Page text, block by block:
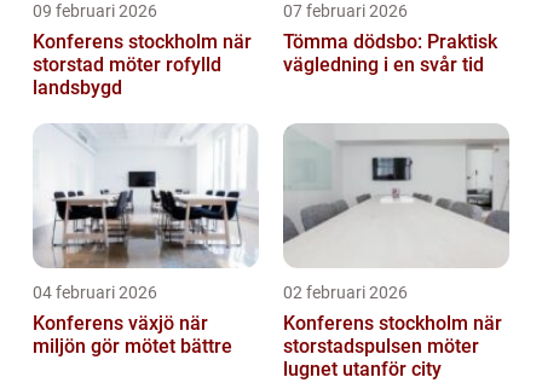
09 februari 2026
Konferens stockholm när
storstad möter rofylld
landsbygd
07 februari 2026
Tömma dödsbo: Praktisk
vägledning i en svår tid
04 februari 2026
Konferens växjö när
miljön gör mötet bättre
02 februari 2026
Konferens stockholm när
storstadspulsen möter
lugnet utanför city